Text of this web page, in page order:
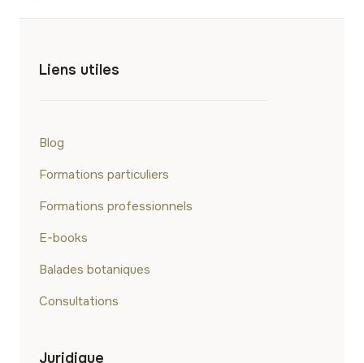
Liens utiles
Blog
Formations particuliers
Formations professionnels
E-books
Balades botaniques
Consultations
Juridique